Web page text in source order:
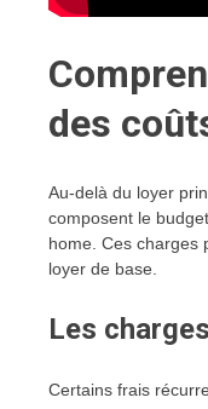
des
Au-delà du loyer
composent le
home. Ces charges
loyer de base.
Les
Certains frais